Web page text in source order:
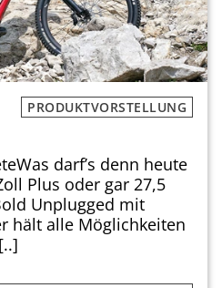
PRODUKTVORSTELLUNG
darf’s denn heute
Plus oder gar 27,5
Unplugged mit
hält alle Möglichkeiten